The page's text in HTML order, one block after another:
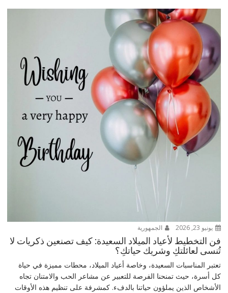
يونيو 23, 2026 الجمهورية
فن التخطيط لأعياد الميلاد السعيدة: كيف تصنعين ذكريات لا
تُنسى لعائلتكِ وشريك حياتكِ؟
تعتبر المناسبات السعيدة، وخاصة أعياد الميلاد، محطات مميزة في حياة
كل أسرة، حيث تمنحنا الفرصة للتعبير عن مشاعر الحب والامتنان تجاه
الأشخاص الذين يملؤون حياتنا بالدفء. كمشرفة على تنظيم هذه الأوقات